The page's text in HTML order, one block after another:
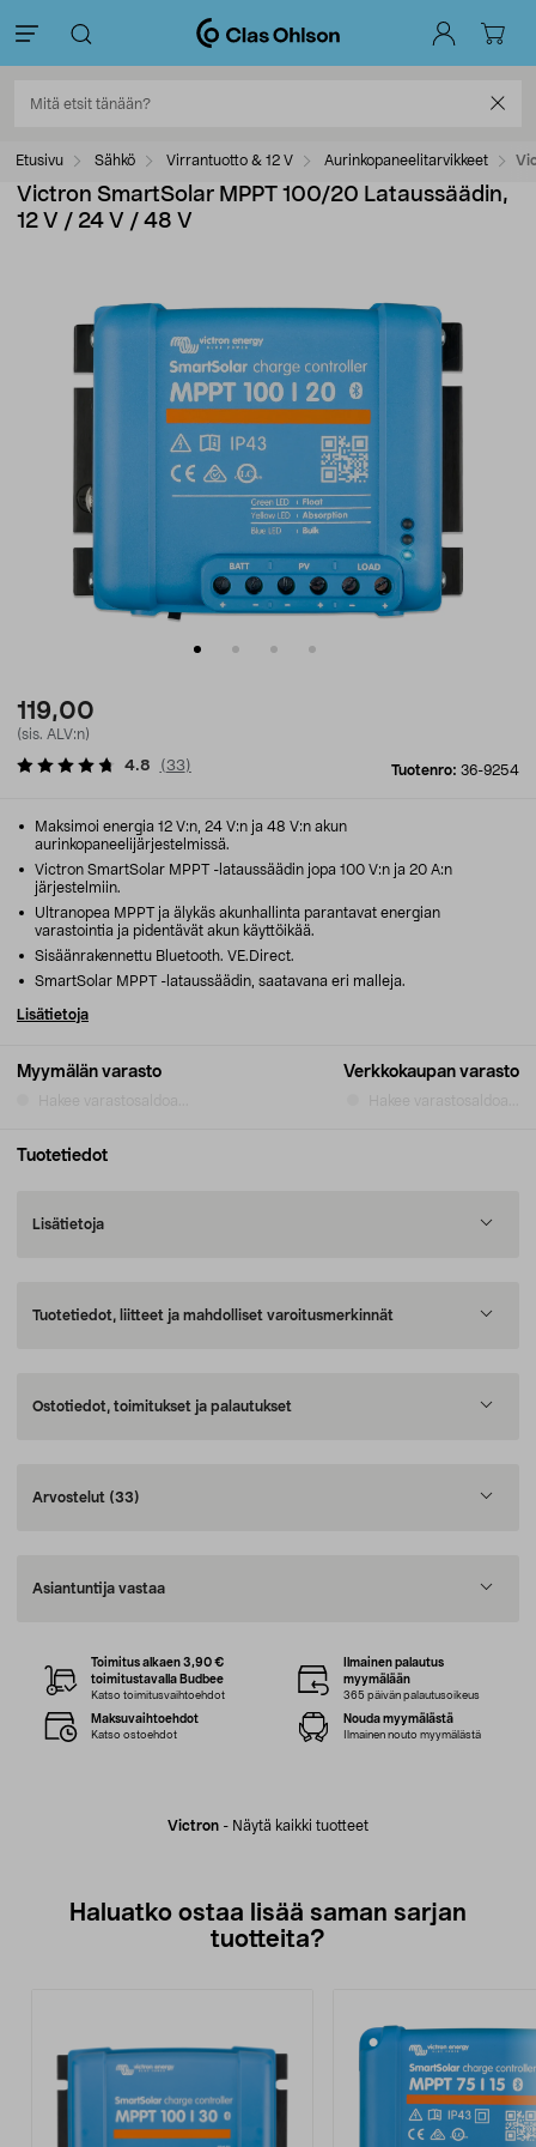
Etusivu Sähkö Virrantuotto & 12 V Aurinkopaneelitarvikkeet
Victron SmartSolar MPPT 100/20 Lataussäädin,
12 V / 24 V / 48 V
119,00
(sis. ALV:n)
Tuotenro: 36-9254
4.8 (33)
Myymälän varasto Verkkokaupan varasto
Maksimoi energia 12 V:n, 24 V:n ja 48 V:n akun
aurinkopaneelijärjestelmissä.
Victron SmartSolar MPPT -lataussäädin jopa 100 V:n ja 20 A:n
järjestelmiin.
Ultranopea MPPT ja älykäs akunhallinta parantavat energian
varastointia ja pidentävät akun käyttöikää.
Sisäänrakennettu Bluetooth. VE.Direct.
SmartSolar MPPT -lataussäädin, saatavana eri malleja.
Lisätietoja
Tuotetiedot
Lisätietoja
Tuotetiedot, liitteet ja mahdolliset varoitusmerkinnät
Ostotiedot, toimitukset ja palautukset
Arvostelut (33)
Asiantuntija vastaa
Victron - Näytä kaikki tuotteet
Toimitus alkaen 3,90 €
toimitustavalla Budbee
Katso toimitusvaihtoehdot
Ilmainen palautus
myymälään
365 päivän palautusoikeus
Maksuvaihtoehdot
Katso ostoehdot
Nouda myymälästä
Ilmainen nouto myymälästä
Haluatko ostaa lisää saman sarjan
tuotteita?